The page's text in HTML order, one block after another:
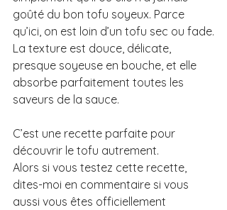
goûté du bon tofu soyeux. Parce
qu’ici, on est loin d’un tofu sec ou fade.
La texture est douce, délicate,
presque soyeuse en bouche, et elle
absorbe parfaitement toutes les
saveurs de la sauce.
C’est une recette parfaite pour
découvrir le tofu autrement.
Alors si vous testez cette recette,
dites-moi en commentaire si vous
aussi vous êtes officiellement